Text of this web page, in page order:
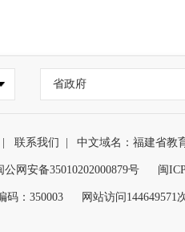
省政府
联系我们 中文域名：福建省教
公网安备35010202000879号 闽
码：350003 网站访问144649571